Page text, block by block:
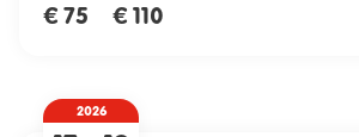
€ 75 € 110
2026